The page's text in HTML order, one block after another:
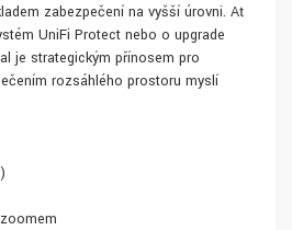
zabezpečení na vyšší úrovni. Ať
UniFi Protect nebo o upgrade
je strategickým přínosem pro
rozsáhlého prostoru myslí